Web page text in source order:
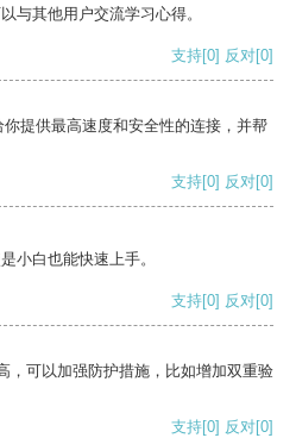
与其他用户交流学习心得。
支持[0] 反对[0]
提供最高速度和安全性的连接，并帮
支持[0] 反对[0]
小白也能快速上手。
支持[0] 反对[0]
，可以加强防护措施，比如增加双重验
支持[0] 反对[0]